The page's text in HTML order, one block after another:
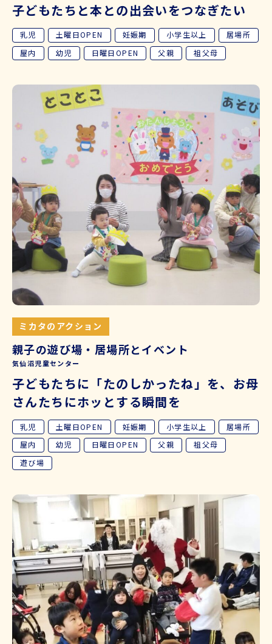
子どもたちと本との出会いをつなぎたい
乳児 土曜日OPEN 妊娠期 小学生以上
居場所
屋内
幼児 日曜日OPEN 父親 祖父母
ミカタのアクション
親子の遊び場・居場所とイベント
気仙沼児童センター
子どもたちに「たのしかったね」を、お母
さんたちにホッとする瞬間を
乳児 土曜日OPEN 妊娠期 小学生以上
居場所
屋内
幼児 日曜日OPEN 父親
祖父母
遊び場